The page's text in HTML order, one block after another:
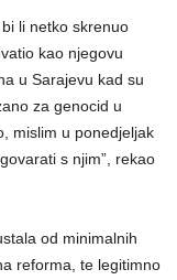
li netko skrenuo
kao njegovu
u Sarajevu kad su
za genocid u
mislim u ponedjeljak
s njim”, rekao
od minimalnih
reforma, te legitimno